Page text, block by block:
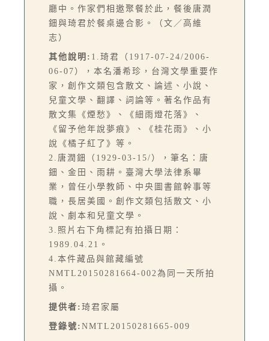
廳中。作家們相邀聚餐於此，餐後唐潤
鈿與琦君於餐桌邊合影。（文／高維
志）
其他說明: 1.琦君（1917-07-24/2006-
06-07），本名潘希珍，台灣文學重要作
家，創作文類包含散文、論述、小說、
兒童文學、翻譯、詞論等。著名作品有
散文集《煙愁》、《細雨燈花落》、
《留予他年說夢痕》、《桂花雨》、小
說《橘子紅了》等。
2.唐潤鈿（1929-03-15/），筆名：唐
鈿、金田、雨耕。臺灣大學法律系畢
業，曾任小學教師、中央圖書館幹事等
職，長居美國。創作文類包括散文、小
說、劇本和兒童文學。
3.照片右下角標記有拍攝日期：
1989.04.21。
4.本件藏品與館藏編號
NMTL20150281664-002為同一天所拍
攝。
提供者: 琦君家屬
登錄號: NMTL20150281665-009